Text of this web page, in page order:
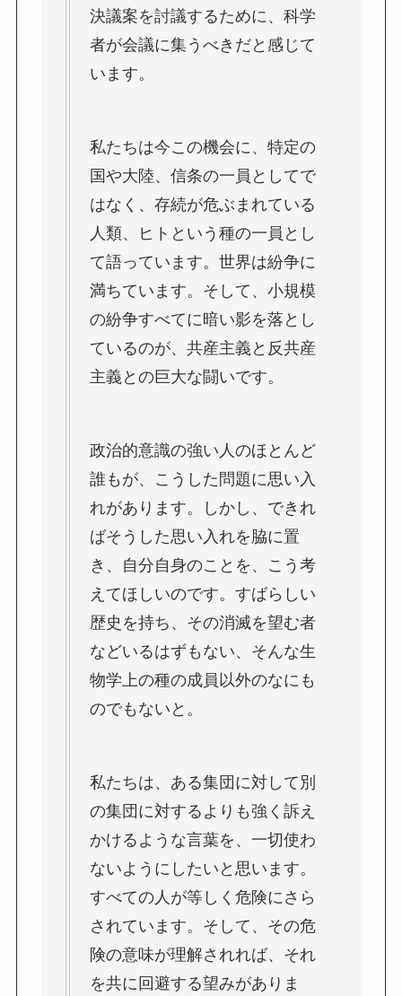
決議案を討議するために、科学
者が会議に集うべきだと感じて
います。
私たちは今この機会に、特定の
国や大陸、信条の一員としてで
はなく、存続が危ぶまれている
人類、ヒトという種の一員とし
て語っています。世界は紛争に
満ちています。そして、小規模
の紛争すべてに暗い影を落とし
ているのが、共産主義と反共産
主義との巨大な闘いです。
政治的意識の強い人のほとんど
誰もが、こうした問題に思い入
れがあります。しかし、できれ
ばそうした思い入れを脇に置
き、自分自身のことを、こう考
えてほしいのです。すばらしい
歴史を持ち、その消滅を望む者
などいるはずもない、そんな生
物学上の種の成員以外のなにも
のでもないと。
私たちは、ある集団に対して別
の集団に対するよりも強く訴え
かけるような言葉を、一切使わ
ないようにしたいと思います。
すべての人が等しく危険にさら
されています。そして、その危
険の意味が理解されれば、それ
を共に回避する望みがありま